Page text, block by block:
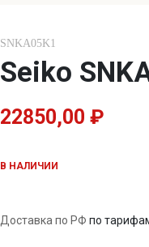
SNKA05K1
Seiko
22850,00 ₽
В НАЛИЧИИ
Доставка по РФ по